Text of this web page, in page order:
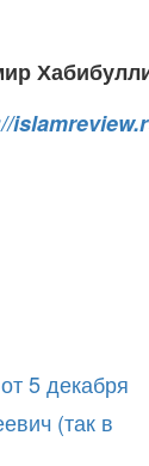
5 декабря
(так в